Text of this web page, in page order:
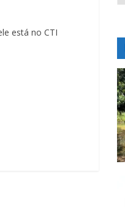
está no CTI